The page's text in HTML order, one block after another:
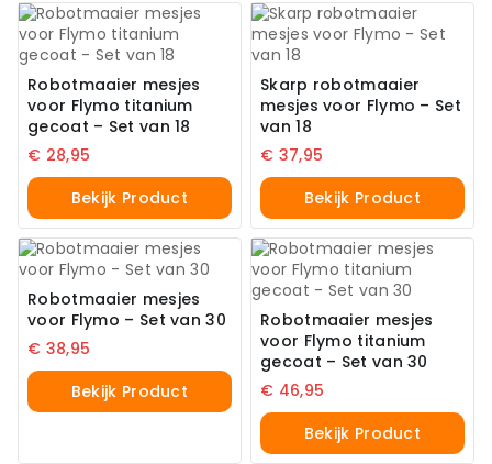
Robotmaaier mesjes
voor Flymo titanium
gecoat – Set van 18
€ 28,95
Bekijk Product
Skarp robotmaaier
mesjes voor Flymo – Set
van 18
€ 37,95
Bekijk Product
Robotmaaier mesjes
voor Flymo – Set van 30
€ 38,95
Bekijk Product
Robotmaaier mesjes
voor Flymo titanium
gecoat – Set van 30
€ 46,95
Bekijk Product